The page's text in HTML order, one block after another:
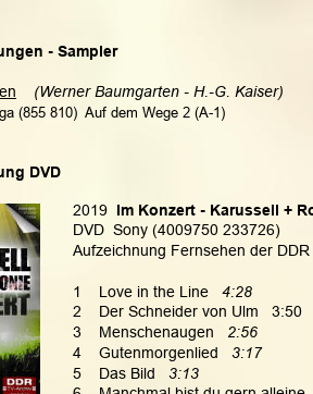
- Sampler
(Werner Baumgarten - H.-G. Kaiser)
(855 810)  Auf dem Wege 2 (A-1)
DVD
2019
Im Konzert - Karussell +
DVD  Sony (4009750 233726)
Aufzeichnung Fernsehen der
1    Love in the Line 4:28
2    Der Schneider von Ulm   3:50
3    Menschenaugen 2:56
4    Gutenmorgenlied 3:17
5    Das Bild 3:13